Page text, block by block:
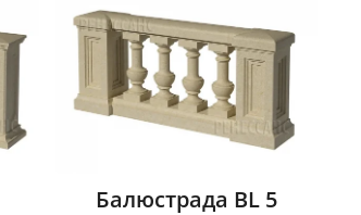
Балюстрада BL 5